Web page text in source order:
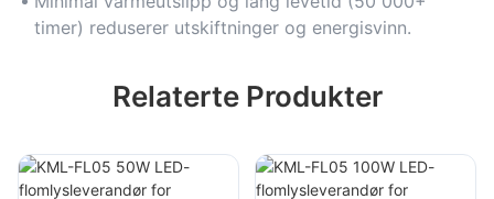
timer) reduserer utskiftninger og energisvinn.
Relaterte Produkter